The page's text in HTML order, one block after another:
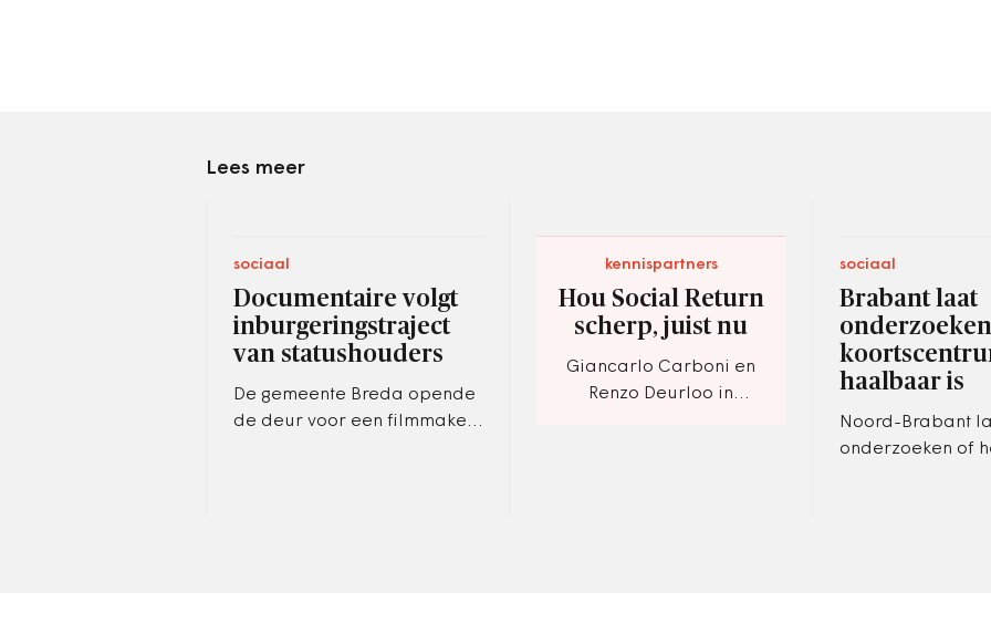
Lees meer
sociaal
Documentaire volgt
inburgeringstraject
van statushouders
De gemeente Breda opende
de deur voor een filmmaker
kennispartners
Hou Social Return
scherp, juist nu
Giancarlo Carboni en
Renzo Deurloo in
sociaal
Brabant laat
haalbaar is
Noord-Brabant
onderzoeken of